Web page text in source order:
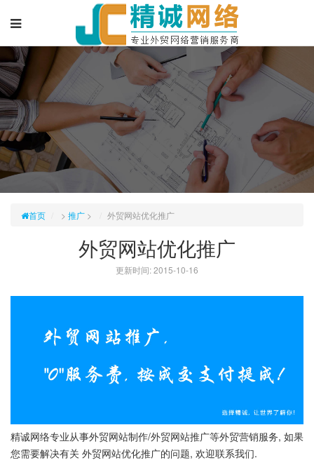
首页 > 推广 > 外贸网站优化推广
外贸网站优化推广
更新时间: 2015-10-16
精诚网络专业从事外贸网站制作/外贸网站推广等外贸营销服务, 如果
您需要解决有关 外贸网站优化推广的问题, 欢迎联系我们.